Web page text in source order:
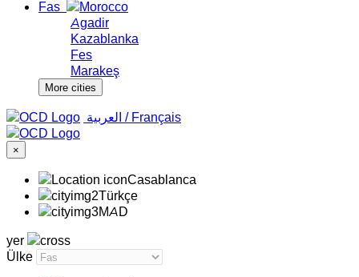
Fas
Agadir
Kazablanka
Fes
Marakeş
More cities
‏العربية ‏ / Français
×
Casablanca
Türkçe
MAD
yer
Ülke